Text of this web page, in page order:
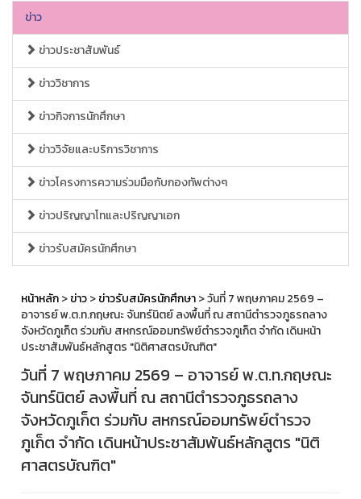
ข่าว
ข่าวประชาสัมพันธ์
ข่าววิชาการ
ข่าวกิจการนักศึกษา
ข่าววิจัยและบริการวิชาการ
ข่าวโครงการความร่วมมือกับกองทัพต่างๆ
ข่าวปริญญาโทและปริญญาเอก
ข่าวรับสมัครนักศึกษา
หน้าหลัก>ข่าว>ข่าวรับสมัครนักศึกษา> วันที่ 7 พฤษภาคม 2569 –
อาจารย์ พ.ต.ท.กฤษณะ จันทร์นิตย์ ลงพื้นที่ ณ สถานีตำรวจภูธรถลาง
จังหวัดภูเก็ต ร่วมกับ สหกรณ์ออมทรัพย์ตำรวจภูเก็ต จำกัด เดินหน้า
ประชาสัมพันธ์หลักสูตร "นิติศาสตรบัณฑิต"
วันที่ 7 พฤษภาคม 2569 – อาจารย์ พ.ต.ท.กฤษณะ
จันทร์นิตย์ ลงพื้นที่ ณ สถานีตำรวจภูธรถลาง
จังหวัดภูเก็ต ร่วมกับ สหกรณ์ออมทรัพย์ตำรวจ
ภูเก็ต จำกัด เดินหน้าประชาสัมพันธ์หลักสูตร "นิติ
ศาสตรบัณฑิต"